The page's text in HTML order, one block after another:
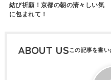
結び祈願！京都の朝の清々しい気
に包まれて！
ABOUT US